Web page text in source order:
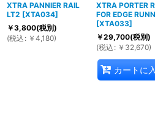
XTRA PANNIER RAIL
LT2 [XTA034]
￥3,800(税別)
(税込 : ￥ 4,180)
XTRA PORTER
FOR EDGE
[XTA033]
￥29,700(税別)
(税込 : ￥ 32,670)
カートに